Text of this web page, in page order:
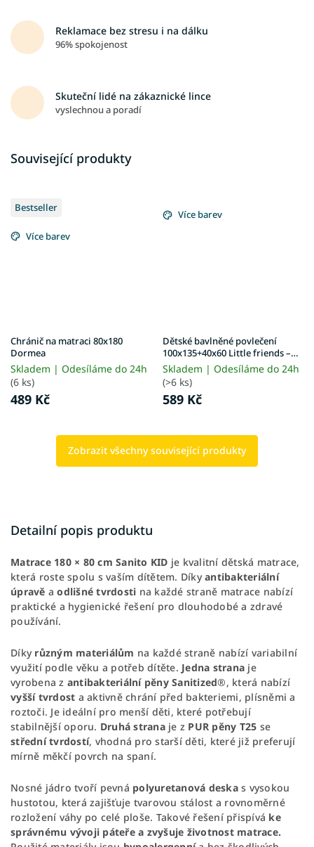
Reklamace bez stresu i na dálku
96% spokojenost
Skuteční lidé na zákaznické lince
vyslechnou a poradí
Související produkty
Bestseller
Více barev
Chránič na matraci 80x180
Dormea
Skladem | Odesíláme do 24h
(6 ks)
489 Kč
Více barev
Dětské bavlněné povlečení
100x135+40x60 Little friends –
modrá
Skladem | Odesíláme do 24h
(>6 ks)
589 Kč
Zobrazit všechny související produkty
Detailní popis produktu
Matrace 180 × 80 cm Sanito KID je kvalitní dětská matrace,
která roste spolu s vaším dítětem. Díkyantibakteriální
úpravě aodlišné tvrdosti na každé straně matrace nabízí
praktické a hygienické řešení pro dlouhodobé a zdravé
používání.
Díky různým materiálům na každé straně nabízí variabilní
využití podle věku a potřeb dítěte. Jedna strana je
vyrobena z antibakteriální pěny Sanitized®, která nabízí
vyšší tvrdost a aktivně chrání před bakteriemi, plísněmi a
roztoči. Je ideální pro menší děti, které potřebují
stabilnější oporu. Druhá stranaje z PUR pěny T25 se
střední tvrdostí, vhodná pro starší děti, které již preferují
mírně měkčí povrch na spaní.
Nosné jádro tvoří pevná polyuretanová deskas vysokou
hustotou, která zajišťuje tvarovou stálost a rovnoměrné
rozložení váhy po celé ploše. Takové řešení přispívá ke
správnému vývoji páteře a zvyšuje životnost matrace.